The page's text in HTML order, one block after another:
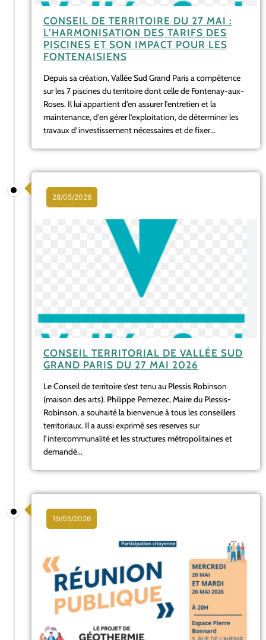
CONSEIL DE TERRITOIRE DU 27 MAI :
L’HARMONISATION DES TARIFS DES
PISCINES ET SON IMPACT POUR LES
FONTENAISIENS
Depuis sa création, Vallée Sud Grand Paris a compétence
sur les 7 piscines du territoire dont celle de Fontenay-aux-
Roses. Il lui appartient d’en assurer l’entretien et la
maintenance, d’en gérer l’exploitation, de déterminer les
travaux d’investissement nécessaires et de fixer...
28/05/2026
CONSEIL TERRITORIAL DE VALLÉE SUD
GRAND PARIS DU 27 MAI 2026
Le Conseil de territoire s’est tenu au Plessis Robinson
(maison des arts). Philippe Pemezec, Maire du Plessis-
Robinson, a souhaité la bienvenue à tous les conseillers
territoriaux. Il a aussi exprimé ses reserves sur
l’intercommunalité et les structures métropolitaines et
demandé...
19/05/2026